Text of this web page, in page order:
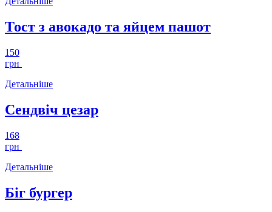
Тост з авокадо та яйцем пашот
150
грн
Детальніше
Сендвіч цезар
168
грн
Детальніше
Біг бургер